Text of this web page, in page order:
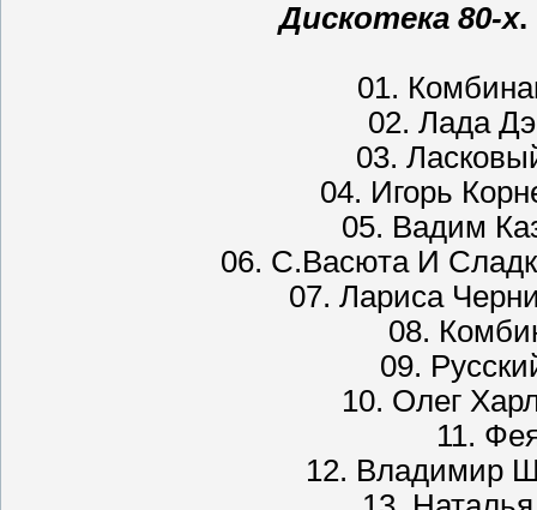
Дискотека 80-х.
01.
02. Лада
03.
04. Игорь
05. Вадим
06. С.Васюта И
07. Лариса
08.
09.
10. Олег
11.
12. Владимир